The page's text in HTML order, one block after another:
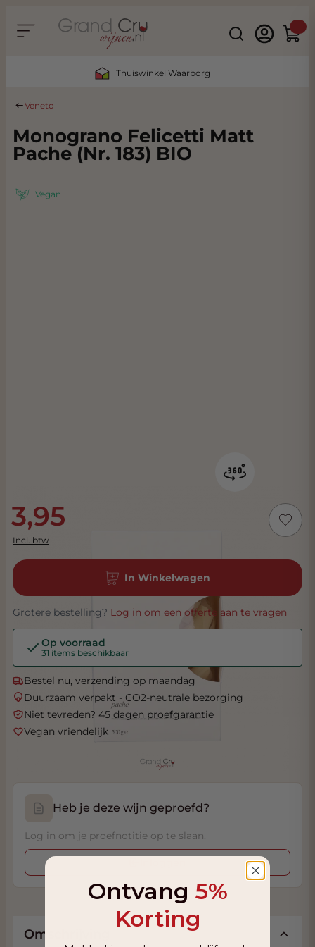
Search
Thuiswinkel Waarborg
Veneto
Monograno Felicetti Matt
Pache (Nr. 183) BIO
Vegan
3,95
Incl. btw
In Winkelwagen
Grotere bestelling? Log in om een offerte aan te vragen
Op voorraad
31 items beschikbaar
Bestel nu, verzending op maandag
Duurzaam verpakt - CO2-neutrale bezorging
Niet tevreden? 45 dagen proefgarantie
Vegan vriendelijk
Heb je deze wijn geproefd?
Log in om je proefnotitie op te slaan.
Omschrijving
Ontvang 5%
Korting